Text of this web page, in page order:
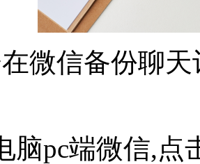
微信备份聊天
脑pc端微信,